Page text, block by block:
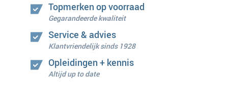
Topmerken op voorraad
Gegarandeerde kwaliteit
Service & advies
Klantvriendelijk sinds 1928
Opleidingen + kennis
Altijd up to date